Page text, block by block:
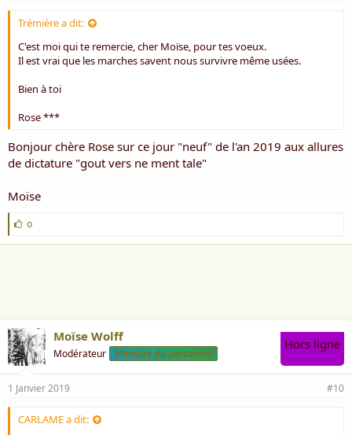
Trémière a dit:
C'est moi qui te remercie, cher Moïse, pour tes voeux.
Il est vrai que les marches savent nous survivre même usées.
Bien à toi
Rose ***
Bonjour chère Rose sur ce jour "neuf" de l'an 2019 aux allures
de dictature "gout vers ne ment tale"
Moïse
J
'
a
o
Moïse Wolff
Modérateur Membre du personnel
Hors ligne
1 Janvier 2019 #10
CARLAME a dit: